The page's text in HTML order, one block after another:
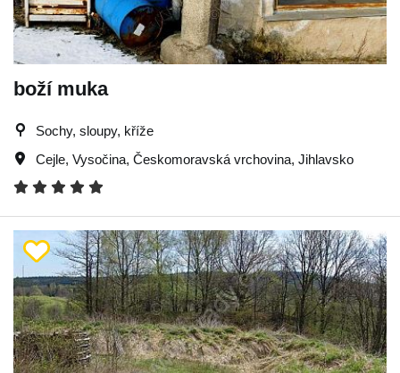
boží muka
Sochy, sloupy, kříže
Cejle, Vysočina, Českomoravská vrchovina, Jihlavsko